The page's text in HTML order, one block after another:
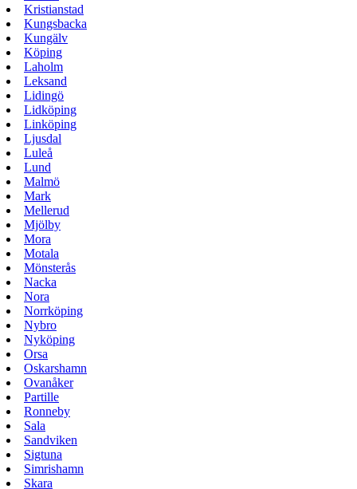
Kristianstad
Kungsbacka
Kungälv
Köping
Laholm
Leksand
Lidingö
Lidköping
Linköping
Ljusdal
Luleå
Lund
Malmö
Mark
Mellerud
Mjölby
Mora
Motala
Mönsterås
Nacka
Nora
Norrköping
Nybro
Nyköping
Orsa
Oskarshamn
Ovanåker
Partille
Ronneby
Sala
Sandviken
Sigtuna
Simrishamn
Skara